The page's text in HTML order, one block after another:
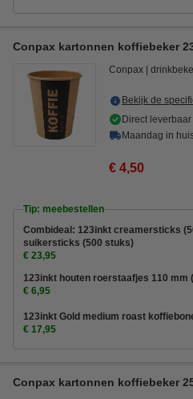
Conpax kartonnen koffiebeker
Conpax
Bekijk de
Direct leverbaar
Maandag in
€ 4,50
Tip: meebestellen
Combideal: 123inkt creamersticks
suikersticks (500 stuks)
€ 23,95
123inkt houten roerstaafjes 110 mm
€ 6,95
123inkt Gold medium roast
€ 17,95
Conpax kartonnen koffiebeker